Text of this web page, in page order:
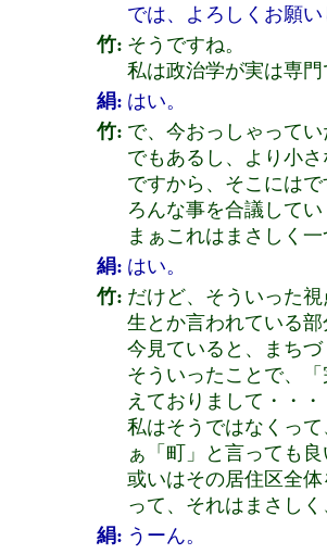
では、よろしくお願い
竹: そうですね。
私は政治学が実は専
絹: はい。
竹: で、今おっしゃって
でもあるし、より小
ですから、そこには
ろんな事を合議して
まぁこれはまさしく
絹: はい。
竹: だけど、そういった
生とか言われている
今見ていると、まち
そういったことで、
えておりまして・・・
私はそうではなくっ
ぁ「町」と言っても良
或いはその居住区全
って、それはまさし
絹: うーん。